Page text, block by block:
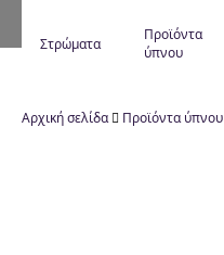
Στρώματα
Προϊόντα
ύπνου
Αρχική σελίδα  Προϊόντα ύπνου